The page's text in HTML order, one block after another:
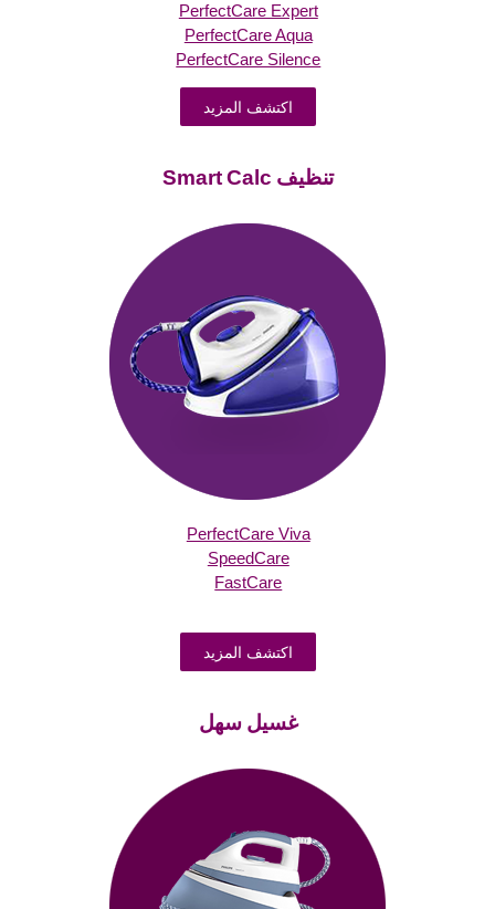
PerfectCare Expert
PerfectCare Aqua
PerfectCare Silence
اكتشف المزيد
تنظيف Smart Calc
PerfectCare Viva
SpeedCare
FastCare
اكتشف المزيد
غسيل سهل